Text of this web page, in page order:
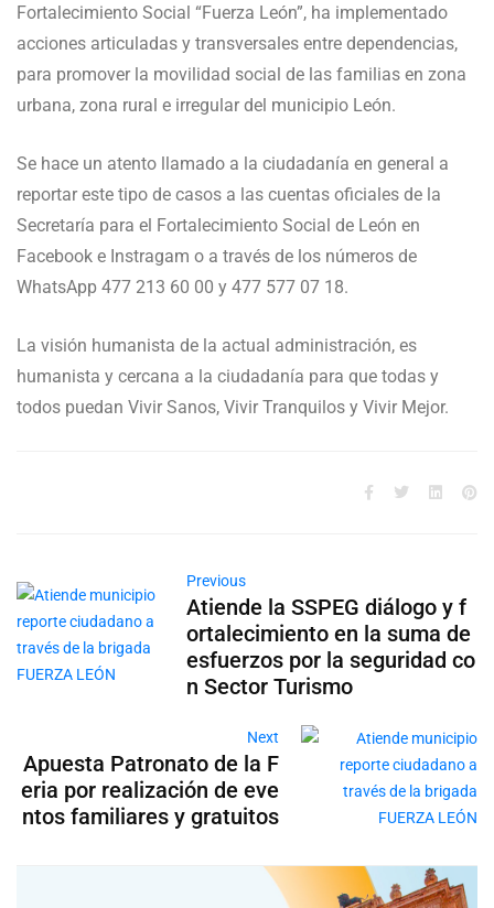
Fortalecimiento Social “Fuerza León”, ha implementado
acciones articuladas y transversales entre dependencias,
para promover la movilidad social de las familias en zona
urbana, zona rural e irregular del municipio León.
Se hace un atento llamado a la ciudadanía en general a
reportar este tipo de casos a las cuentas oficiales de la
Secretaría para el Fortalecimiento Social de León en
Facebook e Instragam o a través de los números de
WhatsApp 477 213 60 00 y 477 577 07 18.
La visión humanista de la actual administración, es
humanista y cercana a la ciudadanía para que todas y
todos puedan Vivir Sanos, Vivir Tranquilos y Vivir Mejor.
Previous
Atiende la SSPEG diálogo y f
ortalecimiento en la suma de
esfuerzos por la seguridad co
n Sector Turismo
Next
Apuesta Patronato de la F
eria por realización de eve
ntos familiares y gratuitos